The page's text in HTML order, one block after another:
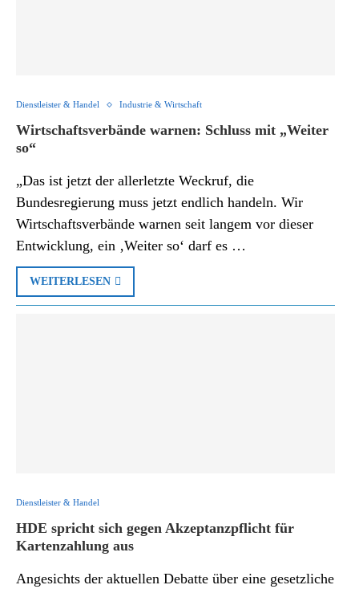
Dienstleister & Handel Industrie & Wirtschaft
Wirtschaftsverbände warnen: Schluss mit „Wei­ter
so“
„Das ist jetzt der allerletzte Weckruf, die
Bundesregierung muss jetzt endlich handeln. Wir
Wirtschaftsverbände warnen seit langem vor dieser
Entwicklung, ein ‚Weiter so‘ darf es …
WEITERLESEN
Dienstleister & Handel
HDE spricht sich gegen Akzeptanzpflicht für
Kartenzahlung aus
Angesichts der aktuellen Debatte über eine gesetzliche